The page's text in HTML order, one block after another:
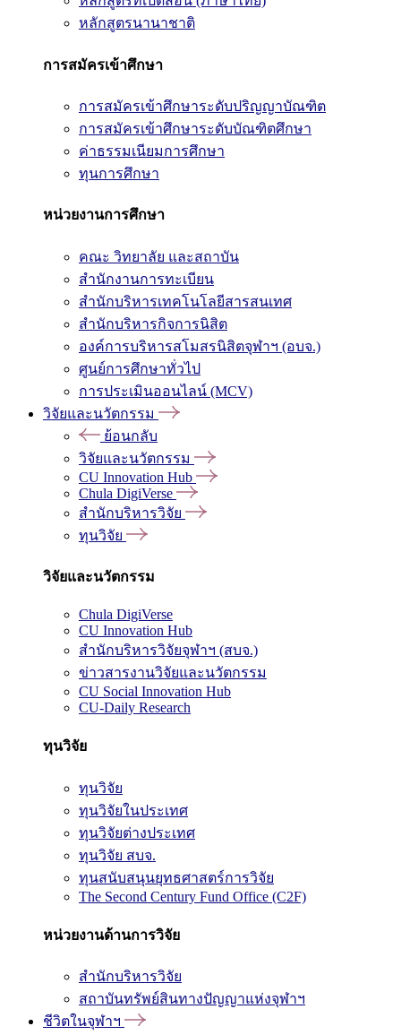
หลักสูตรนานาชาติ
การสมัครเข้าศึกษา
การสมัครเข้าศึกษาระดับปริญญาบัณฑิต
การสมัครเข้าศึกษาระดับบัณฑิตศึกษา
ค่าธรรมเนียมการศึกษา
ทุนการศึกษา
หน่วยงานการศึกษา
คณะ วิทยาลัย และสถาบัน
สำนักงานการทะเบียน
สำนักบริหารเทคโนโลยีสารสนเทศ
สำนักบริหารกิจการนิสิต
องค์การบริหารสโมสรนิสิตจุฬาฯ (อบจ.)
ศูนย์การศึกษาทั่วไป
การประเมินออนไลน์ (MCV)
วิจัยและนวัตกรรม
ย้อนกลับ
วิจัยและนวัตกรรม
CU Innovation Hub
Chula DigiVerse
สำนักบริหารวิจัย
ทุนวิจัย
วิจัยและนวัตกรรม
Chula DigiVerse
CU Innovation Hub
สำนักบริหารวิจัยจุฬาฯ (สบจ.)
ข่าวสารงานวิจัยและนวัตกรรม
CU Social Innovation Hub
CU-Daily Research
ทุนวิจัย
ทุนวิจัย
ทุนวิจัยในประเทศ
ทุนวิจัยต่างประเทศ
ทุนวิจัย สบจ.
ทุนสนับสนุนยุทธศาสตร์การวิจัย
The Second Century Fund Office (C2F)
หน่วยงานด้านการวิจัย
สำนักบริหารวิจัย
สถาบันทรัพย์สินทางปัญญาแห่งจุฬาฯ
ชีวิตในจุฬาฯ